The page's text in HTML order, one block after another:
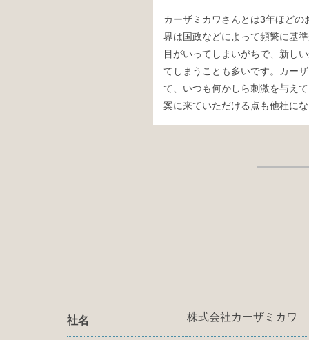
カーザミカワさんとは3年ほど
界は国政などによって頻繁に基
目がいってしまいがちで、新し
てしまうことも多いです。カー
て、いつも何かしら刺激を与え
案に来ていただける点も他社に
社名 株式会社カーザミカワ